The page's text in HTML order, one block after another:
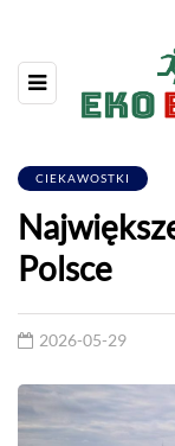
CIEKAWOSTKI
Polsce
2026-05-29